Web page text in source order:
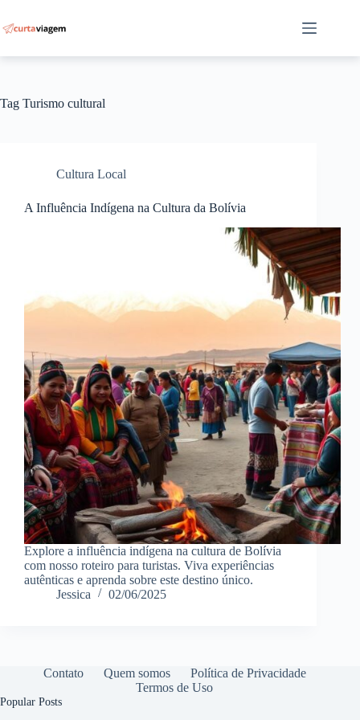
para
o
Tag Turismo cultural
Cultura Local
A Influência Indígena na Cultura da Bolívia
Explore a influência indígena na cultura de Bolívia
com nosso roteiro para turistas. Viva experiências
autênticas e aprenda sobre este destino único.
Jessica
02/06/2025
Contato Quem somos
Política de Privacidade
Termos de Uso
Popular Posts